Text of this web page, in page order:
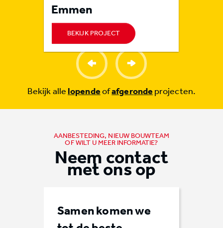
Emmen
BEKIJK PROJECT
Bekijk alle lopendeofafgeronde projecten.
AANBESTEDING, NIEUW BOUWTEAM
OF WILT U MEER INFORMATIE?
Neem contact
met ons op
Samen komen we